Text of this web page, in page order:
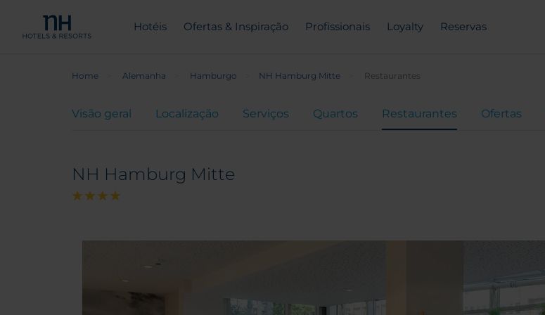
Hotéis Ofertas & Inspiração Profissionais Loyalty Reservas
Home Alemanha Hamburgo NH Hamburg Mitte Restaurantes
Visão geral Localização Serviços Quartos Restaurantes Ofertas
NH Hamburg Mitte